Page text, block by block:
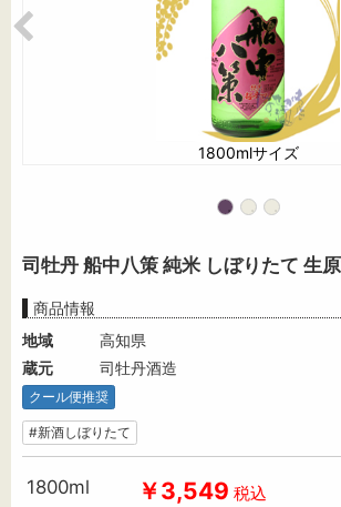
1800mlサイズ
司牡丹 船中八策 純米 しぼりたて 生
商品情報
地域
高知県
蔵元
司牡丹酒造
クール便推奨
#新酒しぼりたて
1800ml ￥3,549 税込